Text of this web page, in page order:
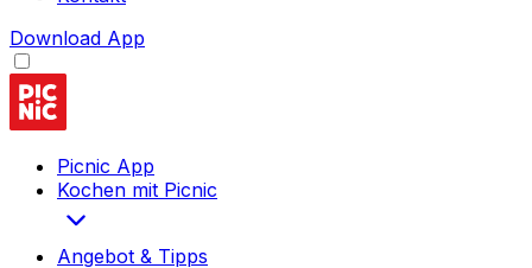
Download App
Picnic App
Kochen mit Picnic
Angebot & Tipps